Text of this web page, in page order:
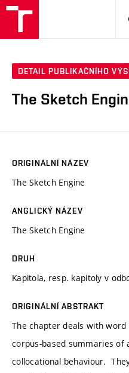
DETAIL PUBLIKAČNÍHO
The Sketch
ORIGINÁLNÍ NÁZEV
The Sketch Engine
ANGLICKÝ NÁZEV
The Sketch Engine
DRUH
Kapitola, resp. kapitoly v
ORIGINÁLNÍ ABSTRAKT
The chapter deals with
corpus-based summaries
collocational behaviour.